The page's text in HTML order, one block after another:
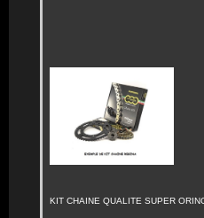
KIT CHAINE QUALITE SUPER